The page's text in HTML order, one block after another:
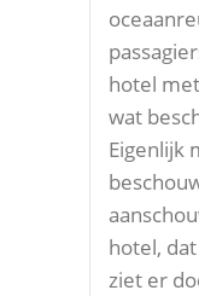
hotel
wat
Eigenlijk
hotel, dat
ziet er